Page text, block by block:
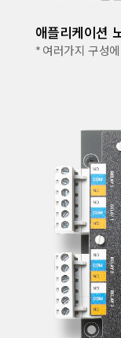
애플리케이션
* 여러가지 구성